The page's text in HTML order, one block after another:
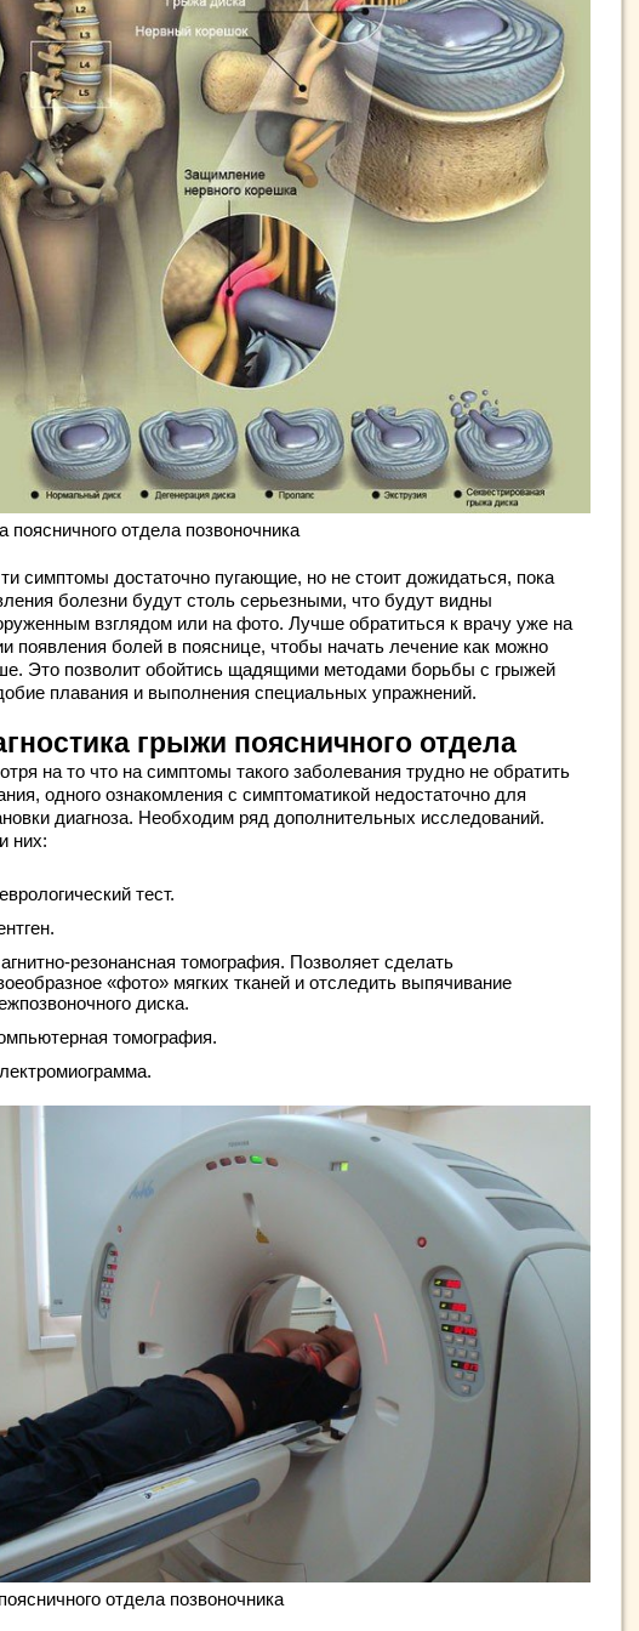
поясничного отдела позвоночника
симптомы достаточно пугающие, но не стоит дожидаться, пока
болезни будут столь серьезными, что будут видны
взглядом или на фото. Лучше обратиться к врачу уже на
появления болей в пояснице, чтобы начать лечение как можно
Это позволит обойтись щадящими методами борьбы с грыжей
плавания и выполнения специальных упражнений.
грыжи поясничного отдела
на то что на симптомы такого заболевания трудно не обратить
одного ознакомления с симптоматикой недостаточно для
диагноза. Необходим ряд дополнительных исследований.
них:
тест.
резонансная томография. Позволяет сделать
«фото» мягких тканей и отследить выпячивание
диска.
томография.
отдела позвоночника